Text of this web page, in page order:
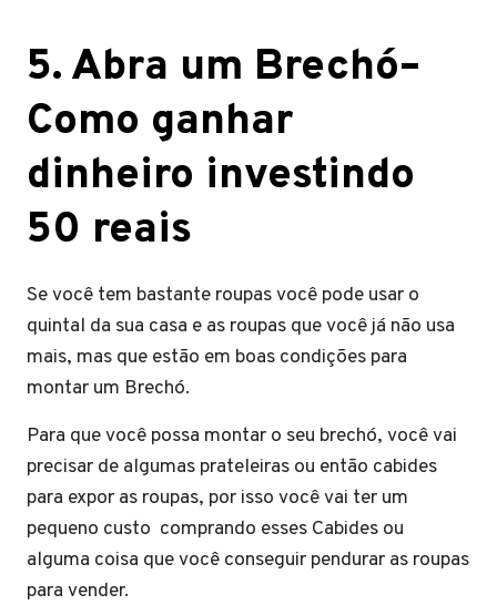
5. Abra um Brechó–
Como ganhar
dinheiro investindo
50 reais
Se você tem bastante roupas você pode usar o
quintal da sua casa e as roupas que você já não usa
mais, mas que estão em boas condições para
montar um Brechó.
Para que você possa montar o seu brechó, você vai
precisar de algumas prateleiras ou então cabides
para expor as roupas, por isso você vai ter um
pequeno custo comprando esses Cabides ou
alguma coisa que você conseguir pendurar as roupas
para vender.